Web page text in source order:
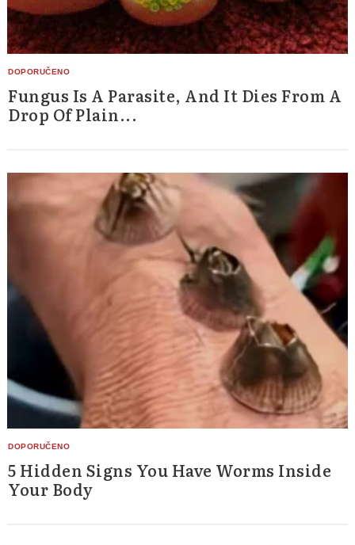
Fungus Is A Parasite, And It Dies From A
Drop Of Plain...
5 Hidden Signs You Have Worms Inside
Your Body